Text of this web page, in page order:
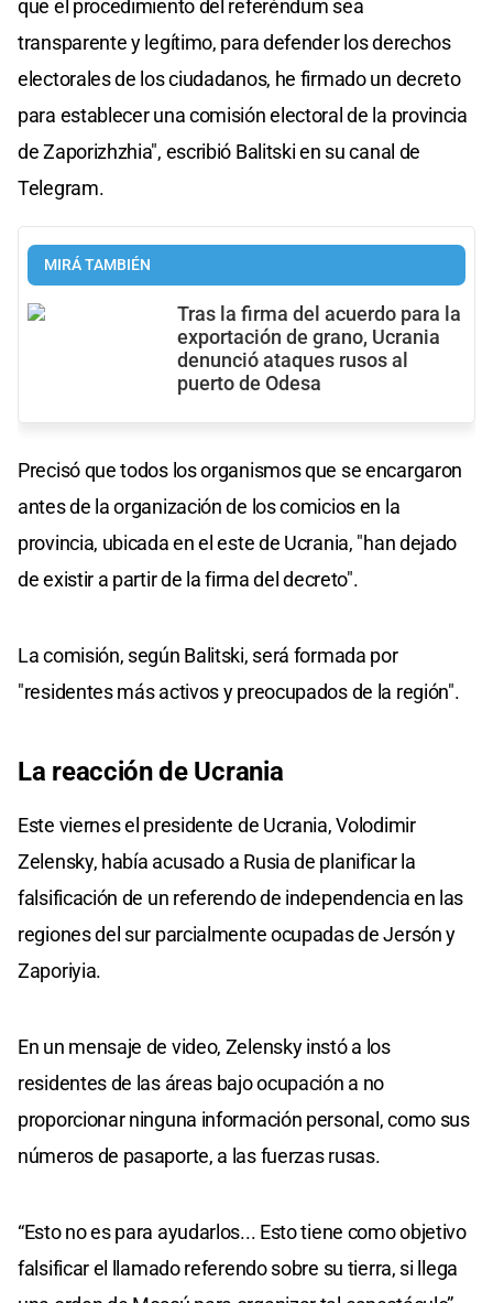
que el procedimiento del referéndum sea
transparente y legítimo, para defender los derechos
electorales de los ciudadanos, he firmado un decreto
para establecer una comisión electoral de la provincia
de Zaporizhzhia", escribió Balitski en su canal de
Telegram.
MIRÁ TAMBIÉN
Tras la firma del acuerdo para la
exportación de grano, Ucrania
denunció ataques rusos al
puerto de Odesa
Precisó que todos los organismos que se encargaron
antes de la organización de los comicios en la
provincia, ubicada en el este de Ucrania, "han dejado
de existir a partir de la firma del decreto".
La comisión, según Balitski, será formada por
"residentes más activos y preocupados de la región".
La reacción de Ucrania
Este viernes el presidente de Ucrania, Volodimir
Zelensky, había acusado a Rusia de planificar la
falsificación de un referendo de independencia en las
regiones del sur parcialmente ocupadas de Jersón y
Zaporiyia.
En un mensaje de video, Zelensky instó a los
residentes de las áreas bajo ocupación a no
proporcionar ninguna información personal, como sus
números de pasaporte, a las fuerzas rusas.
“Esto no es para ayudarlos... Esto tiene como objetivo
falsificar el llamado referendo sobre su tierra, si llega